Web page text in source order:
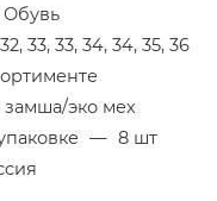
Обувь
32, 33, 33, 34, 34, 35, 36
замша/эко мех
— 8 шт